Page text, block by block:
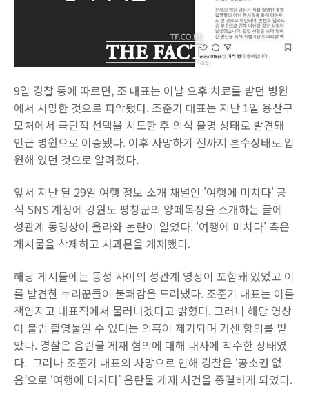
9일 경찰 등에 따르면, 조 대표는 이날 오후 치료를 받던 병원
에서 사망한 것으로 파악됐다. 조준기 대표는 지난 1일 용산구
모처에서 극단적 선택을 시도한 후 의식 불명 상태로 발견돼
인근 병원으로 이송됐다. 이후 사망하기 전까지 혼수상태로 입
원해 있던 것으로 알려졌다.
앞서 지난 달 29일 여행 정보 소개 채널인 '여행에 미치다' 공
식 SNS 계정에 강원도 평창군의 양떼목장을 소개하는 글에
성관계 동영상이 올라와 논란이 일었다. '여행에 미치다' 측은
게시물을 삭제하고 사과문을 게재했다.
해당 게시물에는 동성 사이의 성관계 영상이 포함돼 있었고 이
를 발견한 누리꾼들이 불쾌감을 드러냈다. 조준기 대표는 이를
책임지고 대표직에서 물러나겠다고 밝혔다. 그러나 해당 영상
이 불법 촬영물일 수 있다는 의혹이 제기되며 거센 항의를 받
았다. 경찰은 음란물 게재 혐의에 대해 내사에 착수한 상태였
다. 그러나 조준기 대표의 사망으로 인해 경찰은 ‘공소권 없
음’으로 ‘여행에 미치다’ 음란물 게재 사건을 종결하게 되었다.